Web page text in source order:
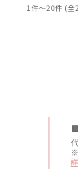
1件～20件 (全
※